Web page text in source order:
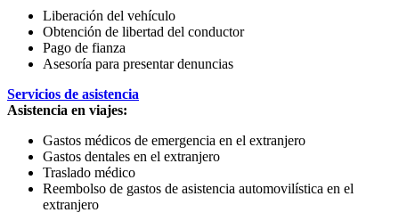
Liberación del vehículo
Obtención de libertad del conductor
Pago de fianza
Asesoría para presentar denuncias
Servicios de asistencia
Asistencia en viajes:
Gastos médicos de emergencia en el extranjero
Gastos dentales en el extranjero
Traslado médico
Reembolso de gastos de asistencia automovilística en el
extranjero